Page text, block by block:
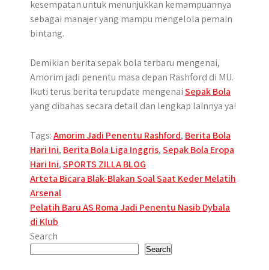
kesempatan untuk menunjukkan kemampuannya
sebagai manajer yang mampu mengelola pemain
bintang.
Demikian berita sepak bola terbaru mengenai,
Amorim jadi penentu masa depan Rashford di MU.
Ikuti terus berita terupdate mengenaiSepak Bola
yang dibahas secara detail dan lengkap lainnya ya!
Tags:Amorim Jadi Penentu Rashford, Berita Bola
Hari Ini, Berita Bola Liga Inggris,Sepak Bola Eropa
Hari Ini,SPORTS ZILLA BLOG
Post
navigation
Arteta Bicara Blak-Blakan Soal Saat Keder Melatih
Arsenal
Pelatih Baru AS Roma Jadi Penentu Nasib Dybala
di Klub
Search
Search